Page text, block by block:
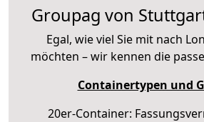
Groupag von
Egal, wie viel Sie mit nach
möchten – wir kennen die
Containertypen und
20er-Container: